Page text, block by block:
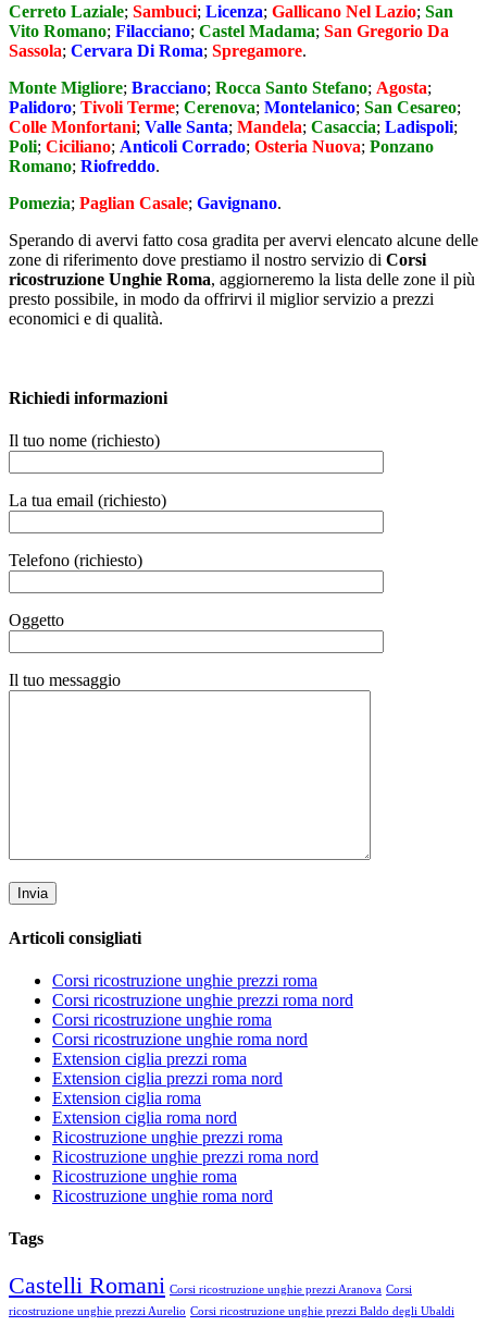
Cerreto Laziale; Sambuci; Licenza; Gallicano Nel Lazio; San
Vito Romano; Filacciano; Castel Madama; San Gregorio Da
Sassola; Cervara Di Roma; Spregamore.
Monte Migliore; Bracciano; Rocca Santo Stefano; Agosta;
Palidoro; Tivoli Terme; Cerenova; Montelanico; San Cesareo;
Colle Monfortani; Valle Santa; Mandela; Casaccia; Ladispoli;
Poli; Ciciliano; Anticoli Corrado; Osteria Nuova; Ponzano
Romano; Riofreddo.
Pomezia; Paglian Casale; Gavignano.
Sperando di avervi fatto cosa gradita per avervi elencato alcune delle
zone di riferimento dove prestiamo il nostro servizio di Corsi
ricostruzione Unghie Roma, aggiorneremo la lista delle zone il più
presto possibile, in modo da offrirvi il miglior servizio a prezzi
economici e di qualità.
Richiedi informazioni
Il tuo nome (richiesto)
La tua email (richiesto)
Telefono (richiesto)
Oggetto
Il tuo messaggio
Articoli consigliati
Corsi ricostruzione unghie prezzi roma
Corsi ricostruzione unghie prezzi roma nord
Corsi ricostruzione unghie roma
Corsi ricostruzione unghie roma nord
Extension ciglia prezzi roma
Extension ciglia prezzi roma nord
Extension ciglia roma
Extension ciglia roma nord
Ricostruzione unghie prezzi roma
Ricostruzione unghie prezzi roma nord
Ricostruzione unghie roma
Ricostruzione unghie roma nord
Tags
Castelli Romani Corsi ricostruzione unghie prezzi Aranova Corsi
ricostruzione unghie prezzi Aurelio Corsi ricostruzione unghie prezzi Baldo degli Ubaldi